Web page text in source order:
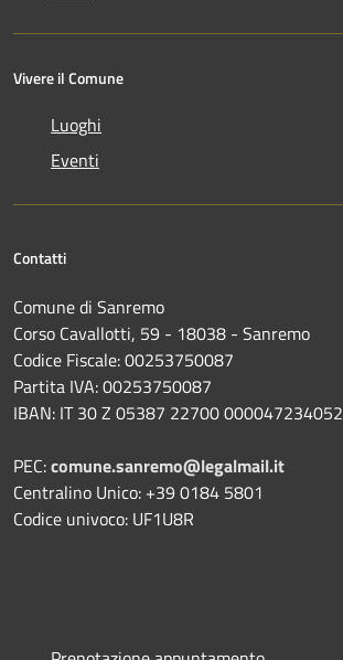
Vivere il Comune
Luoghi
Eventi
Contatti
Comune di Sanremo
Corso Cavallotti, 59 - 18038 - Sanremo
Codice Fiscale: 00253750087
Partita IVA: 00253750087
IBAN: IT 30 Z 05387 22700 000047234052
PEC:comune.sanremo@legalmail.it
Centralino Unico: +39 0184 5801
Codice univoco: UF1U8R